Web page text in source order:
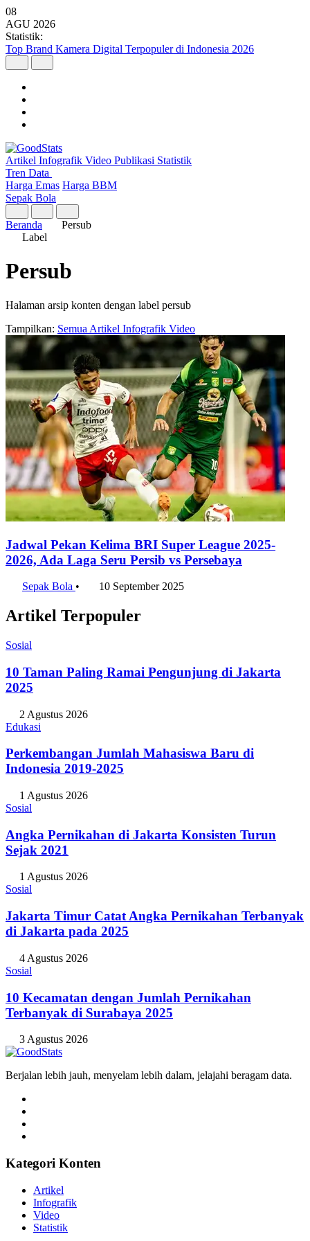
08
AGU 2026
Statistik:
Top Brand Kamera Digital Terpopuler di Indonesia 2026
Artikel Infografik Video Publikasi Statistik
Tren Data
Harga Emas Harga BBM
Sepak Bola
Beranda
Persub
Label
Persub
Halaman arsip konten dengan label persub
Tampilkan: Semua Artikel Infografik Video
Jadwal Pekan Kelima BRI Super League 2025-
2026, Ada Laga Seru Persib vs Persebaya
Sepak Bola • 10 September 2025
Artikel Terpopuler
Sosial
10 Taman Paling Ramai Pengunjung di Jakarta
2025
2 Agustus 2026
Edukasi
Perkembangan Jumlah Mahasiswa Baru di
Indonesia 2019-2025
1 Agustus 2026
Sosial
Angka Pernikahan di Jakarta Konsisten Turun
Sejak 2021
1 Agustus 2026
Sosial
Jakarta Timur Catat Angka Pernikahan Terbanyak
di Jakarta pada 2025
4 Agustus 2026
Sosial
10 Kecamatan dengan Jumlah Pernikahan
Terbanyak di Surabaya 2025
3 Agustus 2026
Berjalan lebih jauh, menyelam lebih dalam, jelajahi beragam data.
Kategori Konten
Artikel
Infografik
Video
Statistik